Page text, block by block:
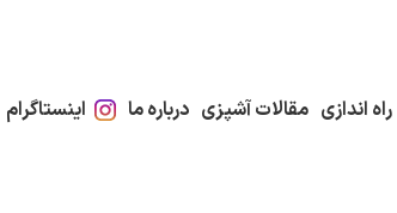
راه اندازی مقالات آشپزی درباره ما اینستاگرام